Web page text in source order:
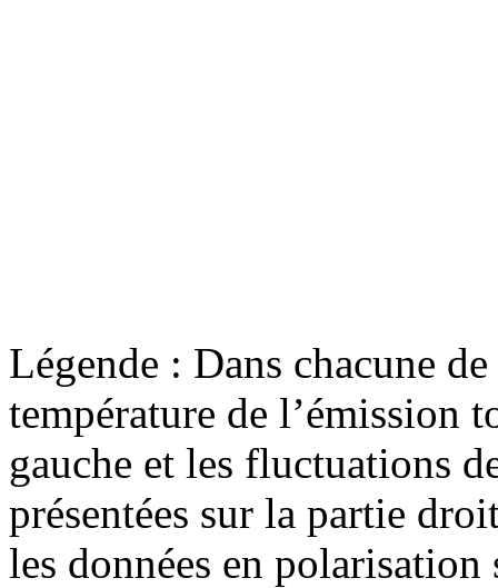
Légende : Dans chacune
température de l’émission
gauche et les fluctuations
présentées sur la partie
les données en polarisation